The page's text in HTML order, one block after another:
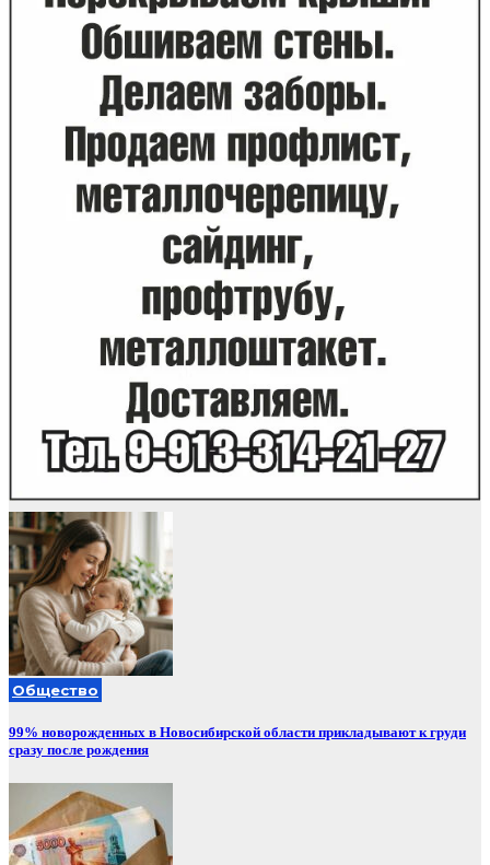
Общество
99% новорожденных в Новосибирской области прикладывают к груди
сразу после рождения